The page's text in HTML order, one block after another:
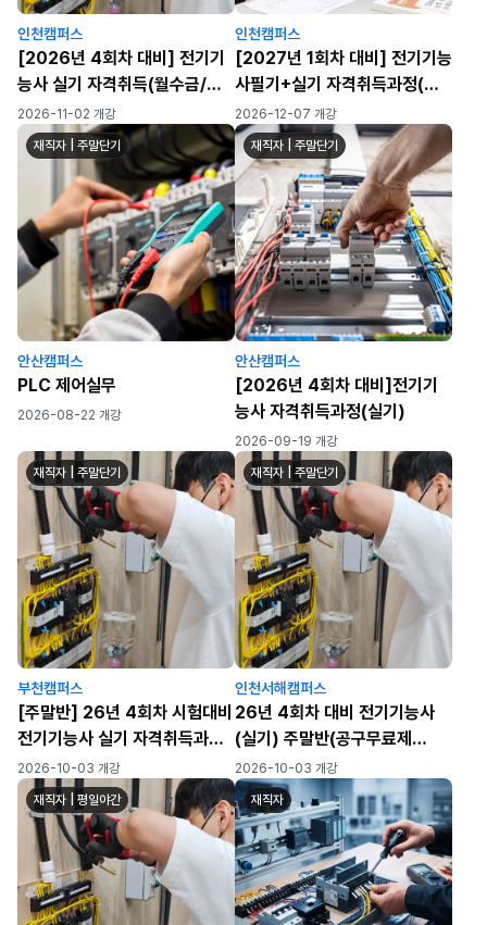
인천캠퍼스
[2026년 4회차 대비] 전기기
능사 실기 자격취득(월수금/월-
금) (72h)
2026-11-02 개강
인천캠퍼스
[2027년 1회차 대비] 전기기능
사필기+실기 자격취득과정(월
수금)
2026-12-07 개강
재직자 | 주말단기
안산캠퍼스
PLC 제어실무
2026-08-22 개강
재직자 | 주말단기
안산캠퍼스
[2026년 4회차 대비]전기기
능사 자격취득과정(실기)
2026-09-19 개강
재직자 | 주말단기
부천캠퍼스
[주말반] 26년 4회차 시험대비
전기기능사 실기 자격취득과정
[공구무료제공]
2026-10-03 개강
재직자 | 주말단기
인천서해캠퍼스
26년 4회차 대비 전기기능사
(실기) 주말반(공구무료제
공)_7회차
2026-10-03 개강
재직자 | 평일야간 재직자